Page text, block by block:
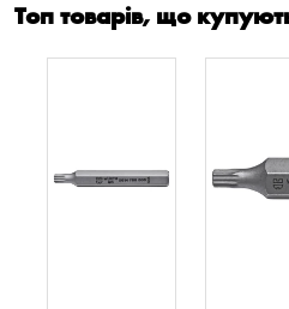
Топ товарів, що